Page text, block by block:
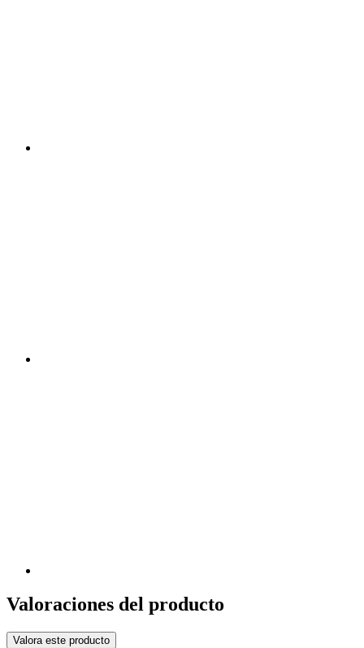
Valoraciones del producto
Valora este producto